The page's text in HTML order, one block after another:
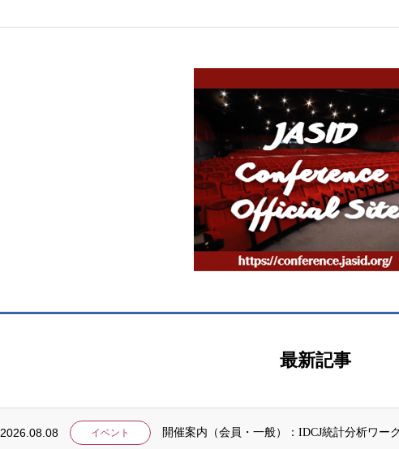
最新記事
2026.08.08 イベント 開催案内（会員・一般）：IDCJ統計分析ワー